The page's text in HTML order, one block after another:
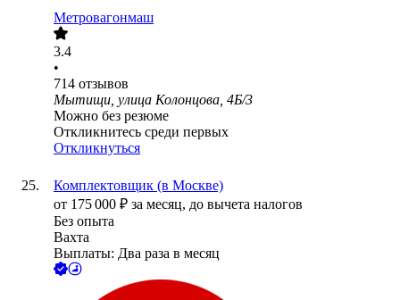
Метровагонмаш
3.4
•
714 отзывов
Мытищи, улица Колонцова, 4Б/3
Можно без резюме
Откликнитесь среди первых
Откликнуться
Комплектовщик (в Москве)
от 175 000 ₽ за месяц, до вычета налогов
Без опыта
Вахта
Выплаты: Два раза в месяц